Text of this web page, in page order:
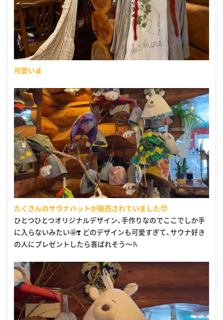
可愛い🍎
たくさんのサウナハットが販売されていました🥺
ひとつひとつオリジナルデザイン、手作りなのでここでしか手
に入らないみたい🤩❣️ どのデザインも可愛すぎて、サウナ好き
の人にプレゼントしたら喜ばれそう〜🫰